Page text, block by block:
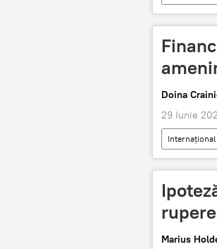
summit
Doina
29 Iunie
Internaţional
Marius